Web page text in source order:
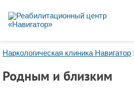
Наркологическая клиника Навигатор
Родным и близким